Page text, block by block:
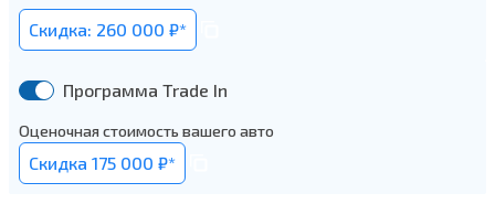
Скидка: 260 000 ₽*
Программа Trade In
Оценочная стоимость вашего авто
Cкидка 175 000 ₽*